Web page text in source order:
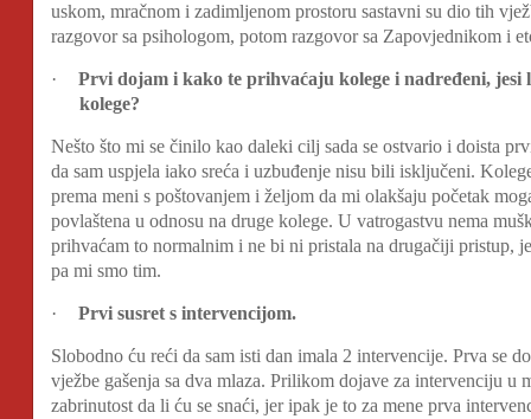
uskom, mračnom i zadimljenom prostoru sastavni su dio tih
razgovor sa psihologom, potom razgovor sa Zapovjednikom i
·
Prvi dojam i kako te prihvaćaju kolege i nadređeni, jesi
kolege?
Nešto što mi se činilo kao daleki cilj sada se ostvario i doista
da sam uspjela iako sreća i uzbuđenje nisu bili isključeni.
prema meni s poštovanjem i željom da mi olakšaju početak
povlaštena u odnosu na druge kolege. U vatrogastvu nema
prihvaćam to normalnim i ne bi ni pristala na drugačiji pristup,
pa mi smo tim.
· Prvi susret s intervencijom.
Slobodno ću reći da sam isti dan imala 2 intervencije. Prva se
vježbe gašenja sa dva mlaza. Prilikom dojave za intervenciju u
zabrinutost da li ću se snaći, jer ipak je to za mene prva